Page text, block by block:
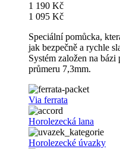
1 190 Kč
1 095 Kč
Speciální pomůcka,
jak bezpečně a rychle
Systém založen na
průmeru 7,3mm.
Via ferrata
Horolezecká lana
Horolezecké úvazky